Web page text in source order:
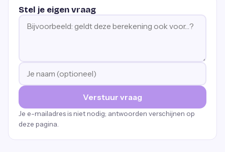
Stel je eigen vraag
Verstuur vraag
Je e-mailadres is niet nodig; antwoorden verschijnen op
deze pagina.